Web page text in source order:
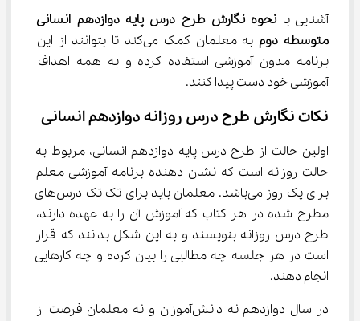
آشنایی با نحوه نگارش طرح درس پایه دوازدهم انسانی
متوسطه دوم
به معلمان کمک می‌کند تا بتوانند از این
برنامه مدون آموزشی استفاده کرده و به همه اهداف
آموزشی خود دست پیدا کنند.
نکات نگارش طرح درس روزانه دوازدهم انسانی
اولین حالت از طرح درس پایه دوازدهم انسانی، مربوط به
حالت روزانه است که نشان دهنده برنامه آموزشی معلم
برای یک روز می‌باشد. معلمان باید برای تک تک درس‌های
مطرح شده در هر کتاب که آموزش آن را به عهده دارند،
طرح درس روزانه بنویسند و به این شکل بدانند که قرار
است در هر جلسه چه مطالبی را بیان کرده و چه کارهایی
انجام دهند.
در سال دوازدهم نه دانش‌آموزان و نه معلمان فرصت از